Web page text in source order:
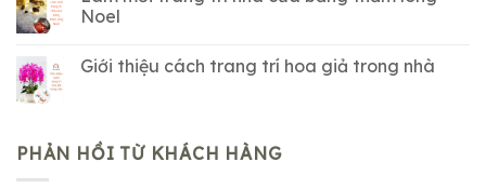
Noel
Giới thiệu cách trang trí hoa giả trong nhà
PHẢN HỒI TỪ KHÁCH HÀNG